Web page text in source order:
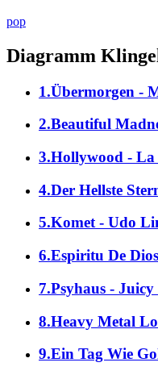
pop
Diagramm
1.Übermorgen -
2.Beautiful
3.Hollywood - La
4.Der Hellste
5.Komet - Udo
6.Espiritu De Dios
7.Psyhaus -
8.Heavy Metal
9.Ein Tag Wie